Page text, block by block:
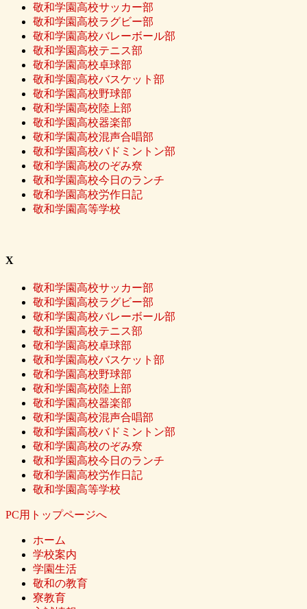
敬和学園高校サッカー部
敬和学園高校ラグビー部
敬和学園高校バレーボール部
敬和学園高校テニス部
敬和学園高校卓球部
敬和学園高校バスケット部
敬和学園高校野球部
敬和学園高校陸上部
敬和学園高校器楽部
敬和学園高校混声合唱部
敬和学園高校バドミントン部
敬和学園高校のぞみ尞
敬和学園高校今日のランチ
敬和学園高校労作日記
敬和学園高等学校
X
敬和学園高校サッカー部
敬和学園高校ラグビー部
敬和学園高校バレーボール部
敬和学園高校テニス部
敬和学園高校卓球部
敬和学園高校バスケット部
敬和学園高校野球部
敬和学園高校陸上部
敬和学園高校器楽部
敬和学園高校混声合唱部
敬和学園高校バドミントン部
敬和学園高校のぞみ尞
敬和学園高校今日のランチ
敬和学園高校労作日記
敬和学園高等学校
PC用トップページへ
ホーム
学校案内
学園生活
敬和の教育
寮教育